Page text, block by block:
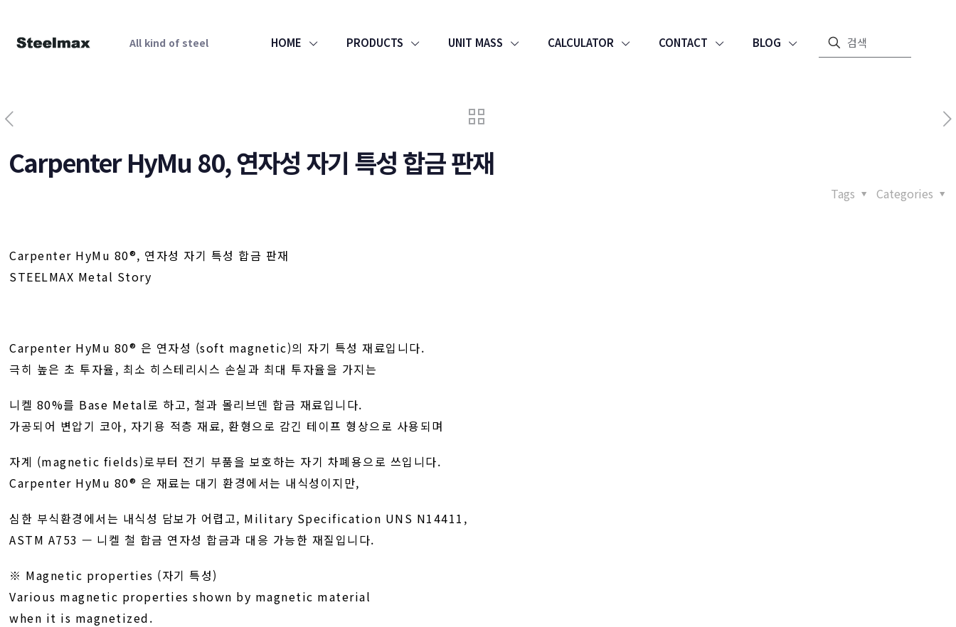
All kind of steel HOME PRODUCTS UNIT MASS CALCULATOR CONTACT BLOG
Carpenter HyMu 80, 연자성 자기 특성 합금 판재
Categories
Tags
Carpenter HyMu 80®, 연자성 자기 특성 합금 판재
STEELMAX Metal Story
Carpenter HyMu 80® 은 연자성 (soft magnetic)의 자기 특성 재료입니다.
극히 높은 초 투자율, 최소 히스테리시스 손실과 최대 투자율을 가지는
니켈 80%를 Base Metal로 하고, 철과 몰리브덴 합금 재료입니다.
가공되어 변압기 코아, 자기용 적층 재료, 환형으로 감긴 테이프 형상으로 사용되며
자계 (magnetic fields)로부터 전기 부품을 보호하는 자기 차폐용으로 쓰입니다.
Carpenter HyMu 80® 은 재료는 대기 환경에서는 내식성이지만,
심한 부식환경에서는 내식성 담보가 어렵고, Military Specification UNS N14411,
ASTM A753 — 니켈 철 합금 연자성 합금과 대응 가능한 재질입니다.
※ Magnetic properties (자기 특성)
Various magnetic properties shown by magnetic material
when it is magnetized.